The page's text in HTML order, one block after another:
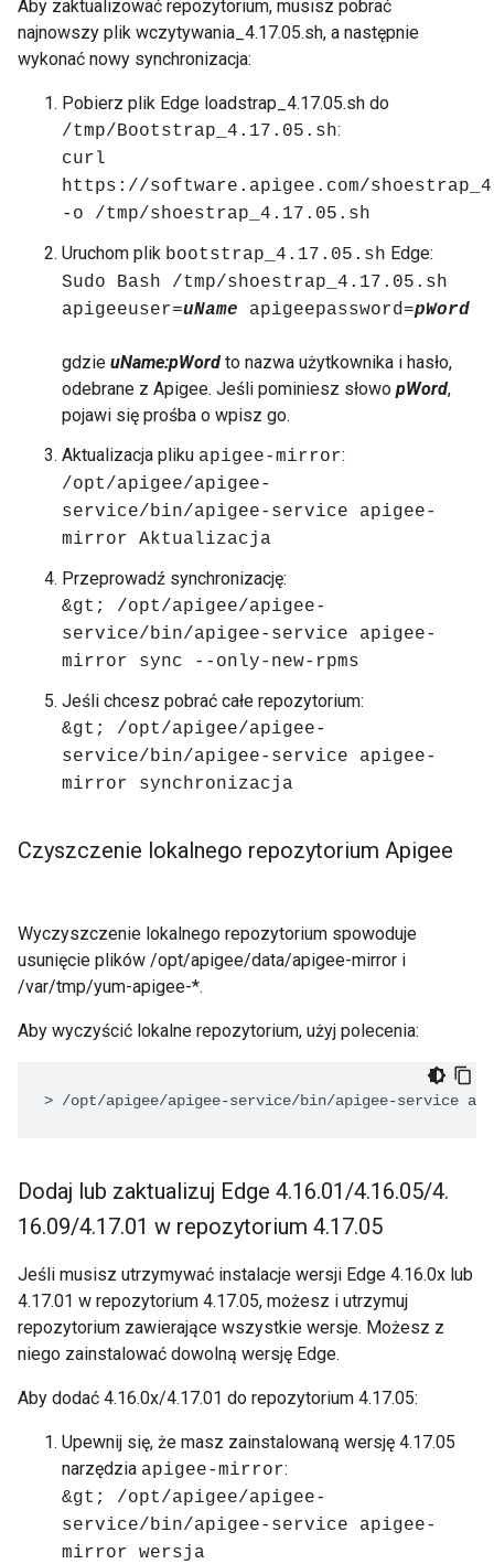
Aby zaktualizować repozytorium, musisz pobrać
najnowszy plik wczytywania_4.17.05.sh, a następnie
wykonać nowy synchronizacja:
Pobierz plik Edge loadstrap_4.17.05.sh do
/tmp/Bootstrap_4.17.05.sh:
curl
https://software.apigee.com/
-o /tmp/shoestrap_4.17.05.sh
Uruchom plik bootstrap_4.17.05.sh Edge:
Sudo Bash /tmp/shoestrap_4.17.05.sh
apigeeuser=uName apigeepassword=pWord
gdzie uName:pWord to nazwa użytkownika i hasło,
odebrane z Apigee. Jeśli pominiesz słowo pWord,
pojawi się prośba o wpisz go.
Aktualizacja pliku apigee-mirror:
/opt/apigee/apigee-
service/bin/apigee-service apigee-
mirror Aktualizacja
Przeprowadź synchronizację:
&gt; /opt/apigee/apigee-
service/bin/apigee-service apigee-
mirror sync --only-new-rpms
Jeśli chcesz pobrać całe repozytorium:
&gt; /opt/apigee/apigee-
service/bin/apigee-service apigee-
mirror synchronizacja
Czyszczenie lokalnego repozytorium Apigee
Wyczyszczenie lokalnego repozytorium spowoduje
usunięcie plików /opt/apigee/data/apigee-mirror i
/var/tmp/yum-apigee-*.
Aby wyczyścić lokalne repozytorium, użyj polecenia:
> /opt/apigee/apigee-service/bin/apigee-service
Dodaj lub zaktualizuj Edge 4.16.01/4.16.05/4.
16.09/4.17.01 w repozytorium 4.17.05
Jeśli musisz utrzymywać instalacje wersji Edge 4.16.0x lub
4.17.01 w repozytorium 4.17.05, możesz i utrzymuj
repozytorium zawierające wszystkie wersje. Możesz z
niego zainstalować dowolną wersję Edge.
Aby dodać 4.16.0x/4.17.01 do repozytorium 4.17.05:
Upewnij się, że masz zainstalowaną wersję 4.17.05
narzędzia apigee-mirror:
&gt; /opt/apigee/apigee-
service/bin/apigee-service apigee-
mirror wersja